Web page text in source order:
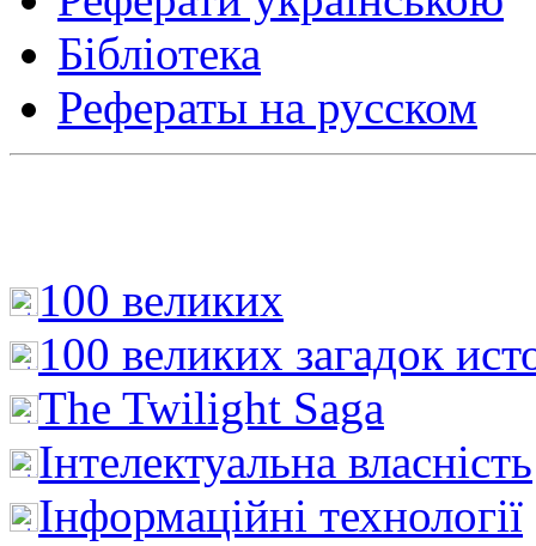
Бібліотека
Рефераты на русском
100 великих
100 великих загадок
The Twilight Saga
Інтелектуальна влaсність
Інформаційні технології